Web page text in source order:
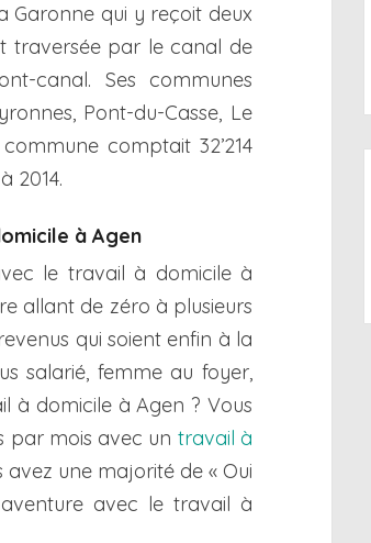
Garonne qui y reçoit deux
traversée par le canal de
canal. Ses communes
Pont-du-Casse, Le
comptait 32’214
2014.
à Agen
le travail à domicile à
allant de zéro à plusieurs
qui soient enfin à la
salarié, femme au foyer,
à domicile à Agen ? Vous
par mois avec un travail à
avez une majorité de « Oui
avec le travail à